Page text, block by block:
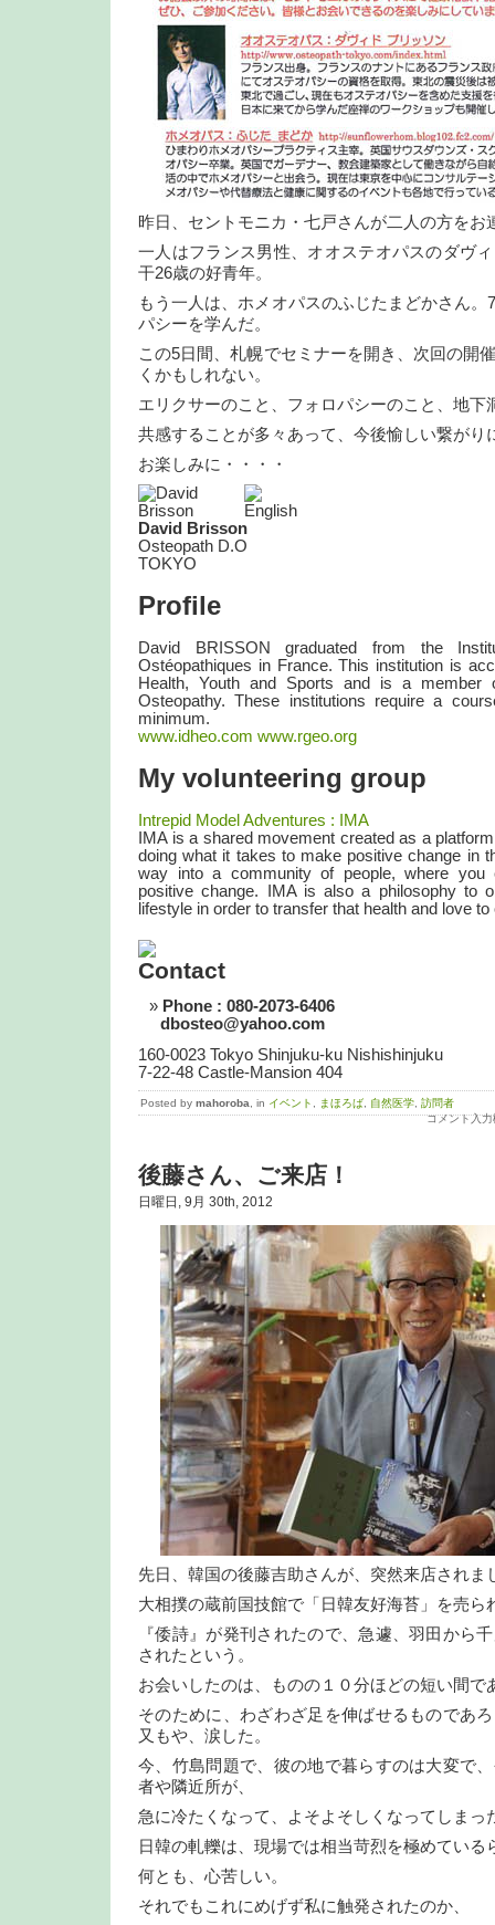
昨日、セントモニカ・七戸さんが二人の方をお
一人はフランス男性、オオステオパスのダヴ
干26歳の好青年。
もう一人は、ホメオパスのふじたまどかさん
パシーを学んだ。
この5日間、札幌でセミナーを開き、次回の開
くかもしれない。
エリクサーのこと、フォロパシーのこと、地下
共感することが多々あって、今後愉しい繋がり
お楽しみに・・・・
David Brisson
Osteopath D.O
TOKYO
Profile
David BRISSON graduated from the
Ostéopathiques in France. This institution is
Health, Youth and Sports and is a member
Osteopathy. These institutions require a
minimum.
www.idheo.com www.rgeo.org
My volunteering group
Intrepid Model Adventures : IMA
IMA is a shared movement created as a
doing what it takes to make positive change in
way into a community of people, where you
positive change. IMA is also a philosophy to
lifestyle in order to transfer that health and love
Phone : 080-2073-6406
dbosteo@yahoo.com
160-0023 Tokyo Shinjuku-ku Nishishinjuku
7-22-48 Castle-Mansion 404
Posted by mahoroba, in イベント , まほろば, 自然医学, 訪問者
コメント入力
後藤さん、ご来店！
日曜日, 9月 30th, 2012
先日、韓国の後藤吉助さんが、突然来店されま
大相撲の蔵前国技館で「日韓友好海苔」を売ら
『倭詩』が発刊されたので、急遽、羽田から
されたという。
お会いしたのは、ものの１０分ほどの短い間で
そのために、わざわざ足を伸ばせるものであ
又もや、涙した。
今、竹島問題で、彼の地で暮らすのは大変で
者や隣近所が、
急に冷たくなって、よそよそしくなってしまっ
日韓の軋轢は、現場では相当苛烈を極めている
何とも、心苦しい。
それでもこれにめげず私に触発されたのか、